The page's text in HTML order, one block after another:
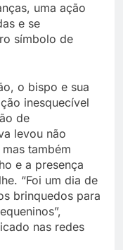
uma ação
e se
símbolo de
o bispo e sua
inesquecível
de
levou não
também
e a presença
“Foi um dia de
brinquedos para
nas redes